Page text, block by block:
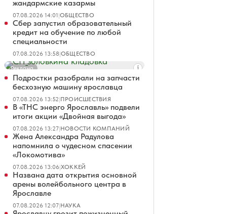
жандармские казармы
07.08.2026 14:01|ОБЩЕСТВО
Сбер запустил образовательный
кредит на обучение по любой
специальности
07.08.2026 13:58|ОБЩЕСТВО
Реклама
Подростки разобрали на запчасти
бесхозную машину ярославца
07.08.2026 13:52|ПРОИСШЕСТВИЯ
В «ТНС энерго Ярославль» подвели
итоги акции «Двойная выгода»
07.08.2026 13:27|НОВОСТИ КОМПАНИЙ
Жена Александра Радулова
напомнила о чудесном спасении
«Локомотива»
07.08.2026 13:06|ХОККЕЙ
Названа дата открытия основной
арены волейбольного центра в
Ярославле
07.08.2026 12:07|НАУКА